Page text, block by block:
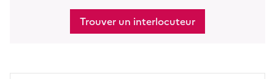
Trouver un interlocuteur